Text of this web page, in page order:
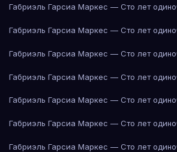
Габриэль Гарсиа Маркес — Сто лет
Габриэль Гарсиа Маркес — Сто лет
Габриэль Гарсиа Маркес — Сто лет
Габриэль Гарсиа Маркес — Сто лет
Габриэль Гарсиа Маркес — Сто лет
Габриэль Гарсиа Маркес — Сто лет
Габриэль Гарсиа Маркес — Сто лет